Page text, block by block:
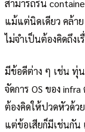
สามารถรัน
แม้แต่นิดเดียว คล้าย
ไม่จำเป็นต้องคิดถึงเ
มีข้อดีต่าง ๆ เช่น ทุ่
จัดการ OS ของ
ต้องคิดให้ปวดหัวด้ว
แต่ข้อเสียก็มีเช่นกัน